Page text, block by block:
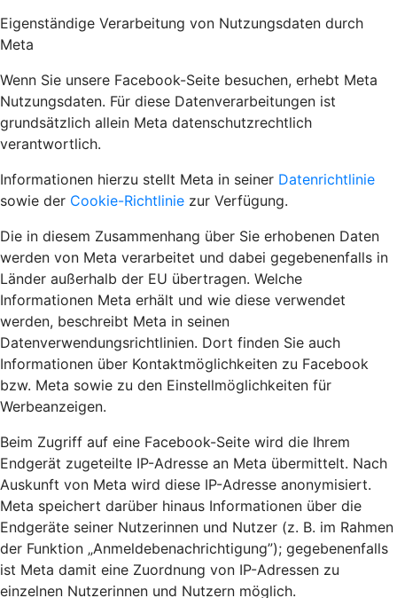
Eigenständige Verarbeitung von Nutzungsdaten durch
Meta
Wenn Sie unsere Facebook-Seite besuchen, erhebt Meta
Nutzungsdaten. Für diese Datenverarbeitungen ist
grundsätzlich allein Meta datenschutzrechtlich
verantwortlich.
Informationen hierzu stellt Meta in seiner Datenrichtlinie
sowie der Cookie-Richtlinie zur Verfügung.
Die in diesem Zusammenhang über Sie erhobenen Daten
werden von Meta verarbeitet und dabei gegebenenfalls in
Länder außerhalb der EU übertragen. Welche
Informationen Meta erhält und wie diese verwendet
werden, beschreibt Meta in seinen
Datenverwendungsrichtlinien. Dort finden Sie auch
Informationen über Kontaktmöglichkeiten zu Facebook
bzw. Meta sowie zu den Einstellmöglichkeiten für
Werbeanzeigen.
Beim Zugriff auf eine Facebook-Seite wird die Ihrem
Endgerät zugeteilte IP-Adresse an Meta übermittelt. Nach
Auskunft von Meta wird diese IP-Adresse anonymisiert.
Meta speichert darüber hinaus Informationen über die
Endgeräte seiner Nutzerinnen und Nutzer (z. B. im Rahmen
der Funktion „Anmeldebenachrichtigung”); gegebenenfalls
ist Meta damit eine Zuordnung von IP-Adressen zu
einzelnen Nutzerinnen und Nutzern möglich.